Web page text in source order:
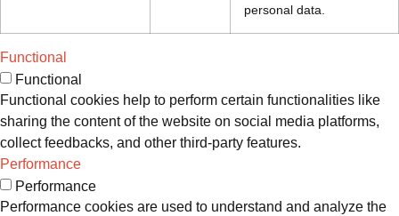
personal data.
Functional
Functional
Functional cookies help to perform certain functionalities like
sharing the content of the website on social media platforms,
collect feedbacks, and other third-party features.
Performance
Performance
Performance cookies are used to understand and analyze the